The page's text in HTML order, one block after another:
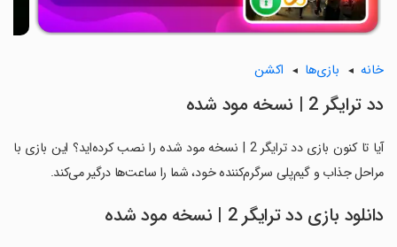
خانه بازی‌ها اکشن
دد ترایگر 2 | نسخه مود شده
آیا تا کنون بازی دد ترایگر 2 | نسخه مود شده را نصب کرده‌اید؟ این بازی با
مراحل جذاب و گیم‌پلی سرگرم‌کننده خود، شما را ساعت‌ها درگیر می‌کند.
دانلود بازی دد ترایگر 2 | نسخه مود شده